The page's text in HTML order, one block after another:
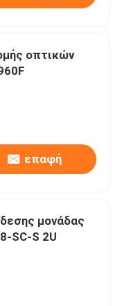
οπτικών
επαφή
μονάδας
SC-S 2U